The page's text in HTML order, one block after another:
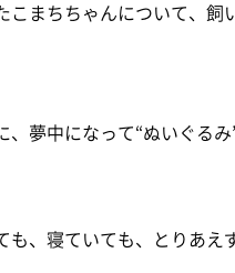
まちちゃんについて、飼
、夢中になって“ぬいぐる
も、寝ていても、とりあえ